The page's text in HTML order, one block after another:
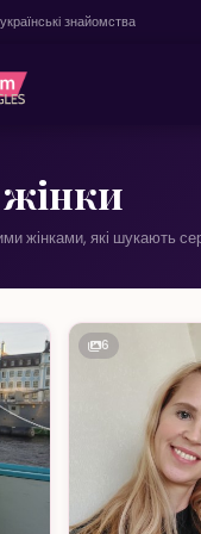
знайомства
жінки
жінками, які шукають
6